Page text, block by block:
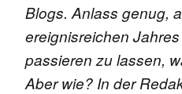
Blogs. Anlass genug,
ereignisreichen
passieren zu lassen,
Aber wie? In der